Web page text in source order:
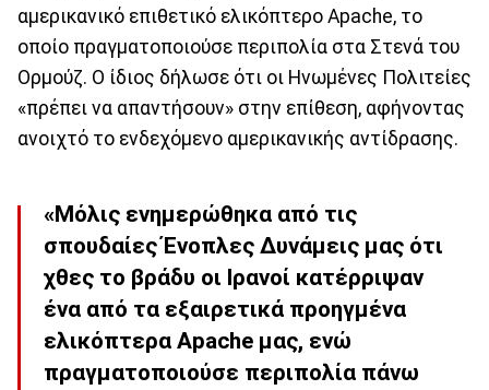
αμερικανικό επιθετικό ελικόπτερο Apache, το
οποίο πραγματοποιούσε περιπολία στα Στενά του
Ορμούζ. Ο ίδιος δήλωσε ότι οι Ηνωμένες Πολιτείες
«πρέπει να απαντήσουν» στην επίθεση, αφήνοντας
ανοιχτό το ενδεχόμενο αμερικανικής αντίδρασης.
«Μόλις ενημερώθηκα από τις
σπουδαίες Ένοπλες Δυνάμεις μας ότι
χθες το βράδυ οι Ιρανοί κατέρριψαν
ένα από τα εξαιρετικά προηγμένα
ελικόπτερα Apache μας, ενώ
πραγματοποιούσε περιπολία πάνω